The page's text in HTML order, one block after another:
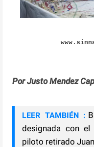
Por Justo Mendez
LEER TAMBIÉN :
designada con
piloto retirado